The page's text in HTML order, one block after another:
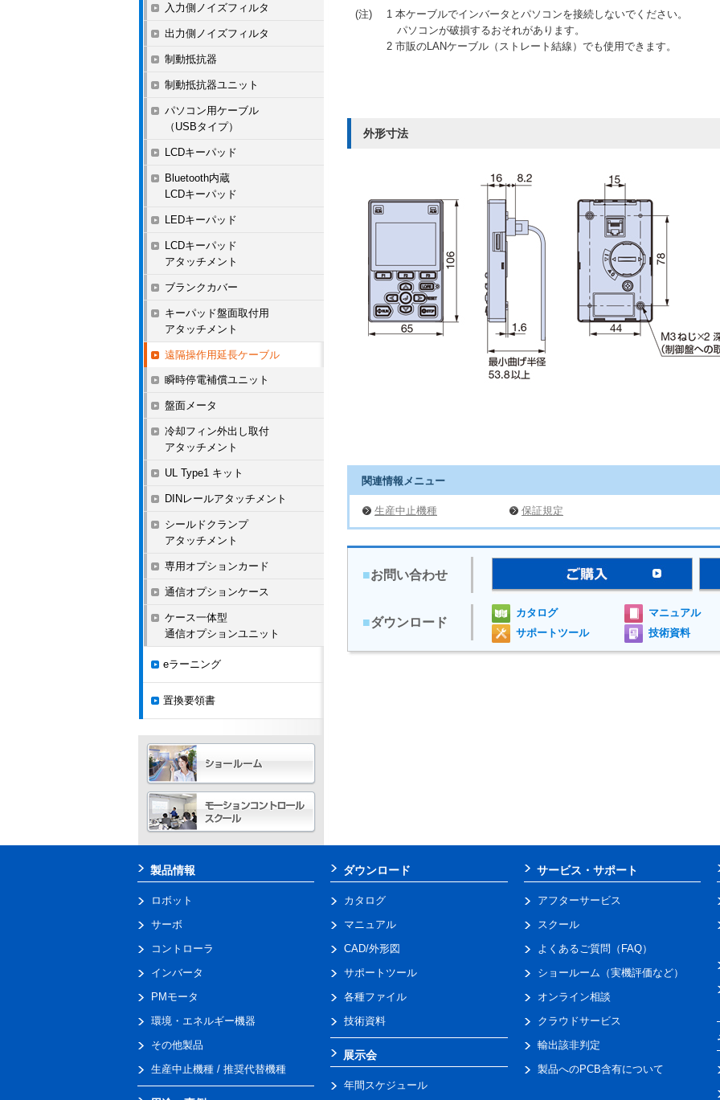
(注)
1 本ケーブルでインバータとパソコンを接続しないでください。
パソコンが破損するおそれがあります。
2 市販のLANケーブル（ストレート結線）でも使用できます。
外形寸法
関連情報メニュー
生産中止機種 保証規定
■お問い合わせ
■ダウンロード
カタログ マニュアル
サポートツール
技術資料
入力側ノイズフィルタ
出力側ノイズフィルタ
制動抵抗器
制動抵抗器ユニット
パソコン用ケーブル
（USBタイプ）
LCDキーパッド
Bluetooth内蔵
LCDキーパッド
LEDキーパッド
LCDキーパッド
アタッチメント
ブランクカバー
キーパッド盤面取付用
アタッチメント
遠隔操作用延長ケーブル
瞬時停電補償ユニット
盤面メータ
冷却フィン外出し取付
アタッチメント
UL Type1 キット
DINレールアタッチメント
シールドクランプ
アタッチメント
専用オプションカード
通信オプションケース
ケース一体型
通信オプションユニット
eラーニング
置換要領書
製品情報
ロボット
サーボ
コントローラ
インバータ
PMモータ
環境・エネルギー機器
その他製品
生産中止機種 / 推奨代替機種
ダウンロード
カタログ
マニュアル
CAD/外形図
サポートツール
各種ファイル
技術資料
展示会
年間スケジュール
サービス・サポート
アフターサービス
スクール
よくあるご質問（FAQ）
ショールーム（実機評価など）
オンライン相談
クラウドサービス
輸出該非判定
製品へのPCB含有について